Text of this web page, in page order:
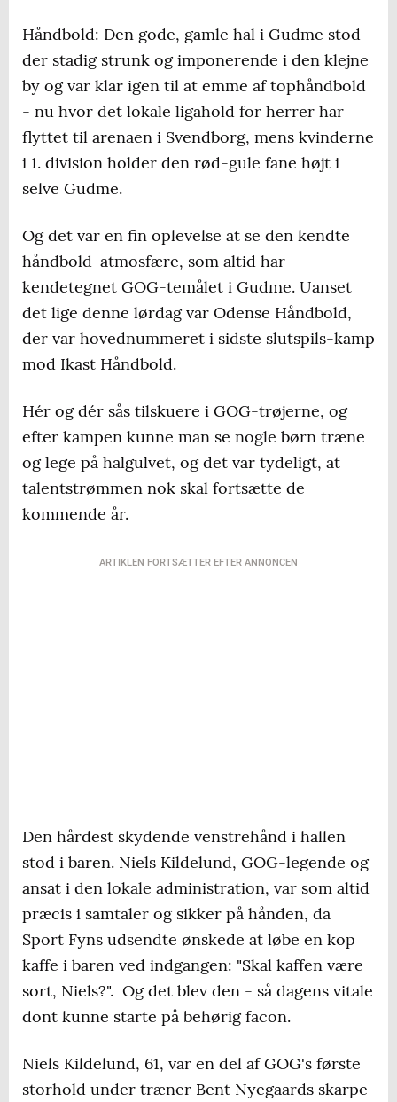
Håndbold: Den gode, gamle hal i Gudme stod
der stadig strunk og imponerende i den klejne
by og var klar igen til at emme af tophåndbold
- nu hvor det lokale ligahold for herrer har
flyttet til arenaen i Svendborg, mens kvinderne
i 1. division holder den rød-gule fane højt i
selve Gudme.
Og det var en fin oplevelse at se den kendte
håndbold-atmosfære, som altid har
kendetegnet GOG-temålet i Gudme. Uanset
det lige denne lørdag var Odense Håndbold,
der var hovednummeret i sidste slutspils-kamp
mod Ikast Håndbold.
Hér og dér sås tilskuere i GOG-trøjerne, og
efter kampen kunne man se nogle børn træne
og lege på halgulvet, og det var tydeligt, at
talentstrømmen nok skal fortsætte de
kommende år.
ARTIKLEN FORTSÆTTER EFTER ANNONCEN
Den hårdest skydende venstrehånd i hallen
stod i baren. Niels Kildelund, GOG-legende og
ansat i den lokale administration, var som altid
præcis i samtaler og sikker på hånden, da
Sport Fyns udsendte ønskede at løbe en kop
kaffe i baren ved indgangen: "Skal kaffen være
sort, Niels?". Og det blev den - så dagens vitale
dont kunne starte på behørig facon.
Niels Kildelund, 61, var en del af GOG's første
storhold under træner Bent Nyegaards skarpe